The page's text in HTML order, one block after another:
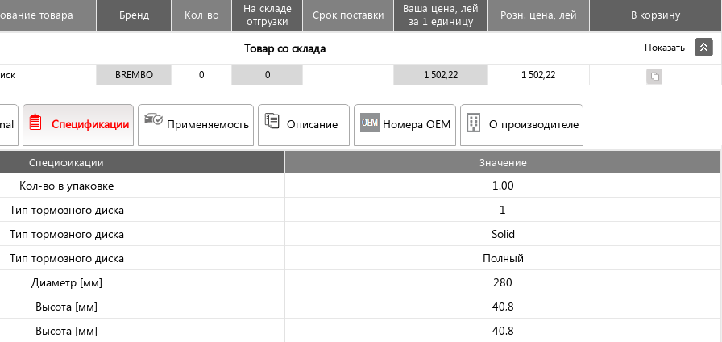
товара Бренд Кол-во
На складе
отгрузки
Срок поставки
Ваша цена, лей
за 1 единицу
Розн. цена, лей В корзину
Товар со склада Показать
BREMBO 0 0 1 502,22 1 502,22
Спецификации Применяемость Описание Номера OEM О производителе
Спецификации Значениe
Кол-во в упаковке
1.00
Тип тормозного диска
1
Тип тормозного диска
Solid
Тип тормозного диска
Полный
Диаметр [мм]
280
Высота [мм]
40,8
Высота [мм]
40.8